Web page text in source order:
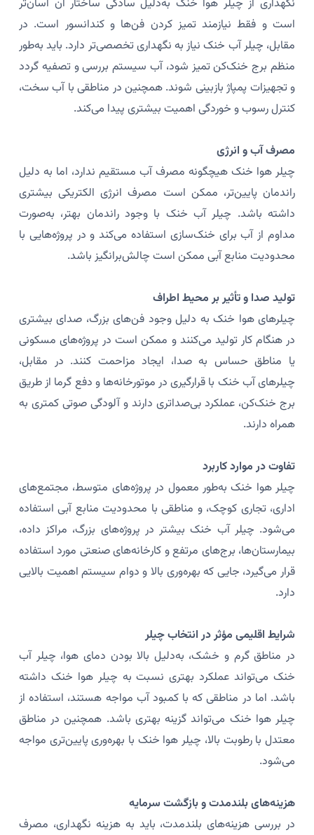
نگهداری از چیلر هوا خنک به‌دلیل سادگی ساختار آن آسان‌تر
است و فقط نیازمند تمیز کردن فن‌ها و کندانسور است. در
مقابل، چیلر آب خنک نیاز به نگهداری تخصصی‌تر دارد. باید به‌طور
منظم برج خنک‌کن تمیز شود، آب سیستم بررسی و تصفیه گردد
و تجهیزات پمپاژ بازبینی شوند. همچنین در مناطقی با آب سخت،
کنترل رسوب و خوردگی اهمیت بیشتری پیدا می‌کند.
مصرف آب و انرژی
چیلر هوا خنک هیچگونه مصرف آب مستقیم ندارد، اما به دلیل
راندمان پایین‌تر، ممکن است مصرف انرژی الکتریکی بیشتری
داشته باشد. چیلر آب خنک با وجود راندمان بهتر، به‌صورت
مداوم از آب برای خنک‌سازی استفاده می‌کند و در پروژه‌هایی با
محدودیت منابع آبی ممکن است چالش‌برانگیز باشد.
تولید صدا و تأثیر بر محیط اطراف
چیلرهای هوا خنک به دلیل وجود فن‌های بزرگ، صدای بیشتری
در هنگام کار تولید می‌کنند و ممکن است در پروژه‌های مسکونی
یا مناطق حساس به صدا، ایجاد مزاحمت کنند. در مقابل،
چیلرهای آب خنک با قرارگیری در موتورخانه‌ها و دفع گرما از طریق
برج خنک‌کن، عملکرد بی‌صداتری دارند و آلودگی صوتی کمتری به
همراه دارند.
تفاوت در موارد کاربرد
چیلر هوا خنک به‌طور معمول در پروژه‌های متوسط، مجتمع‌های
اداری، تجاری کوچک، و مناطقی با محدودیت منابع آبی استفاده
می‌شود. چیلر آب خنک بیشتر در پروژه‌های بزرگ، مراکز داده،
بیمارستان‌ها، برج‌های مرتفع و کارخانه‌های صنعتی مورد استفاده
قرار می‌گیرد، جایی که بهره‌وری بالا و دوام سیستم اهمیت بالایی
دارد.
شرایط اقلیمی مؤثر در انتخاب چیلر
در مناطق گرم و خشک، به‌دلیل بالا بودن دمای هوا، چیلر آب
خنک می‌تواند عملکرد بهتری نسبت به چیلر هوا خنک داشته
باشد. اما در مناطقی که با کمبود آب مواجه هستند، استفاده از
چیلر هوا خنک می‌تواند گزینه بهتری باشد. همچنین در مناطق
معتدل با رطوبت بالا، چیلر هوا خنک با بهره‌وری پایین‌تری مواجه
می‌شود.
هزینه‌های بلندمدت و بازگشت سرمایه
در بررسی هزینه‌های بلندمدت، باید به هزینه نگهداری، مصرف